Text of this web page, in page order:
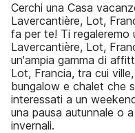
Cerchi una Casa
Lavercantière, Lot,
fa per te! Ti regaleremo
Lavercantière, Lot,
un'ampia gamma di
Lot, Francia, tra cui
bungalow e chalet che
interessati a un
una pausa autunnale o
invernali.